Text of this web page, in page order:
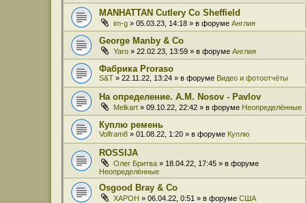
MANHATTAN Cutlery Co Sheffield
im-g » 05.03.23, 14:18 » в форуме Англия
George Manby & Co
Yaro » 22.02.23, 13:59 » в форуме Англия
Фабрика Proraso
S&T » 22.11.22, 13:24 » в форуме Видео и фотоотчёты
На определение. A.M. Nosov - Pavlov
Melkart » 09.10.22, 22:42 » в форуме Неопределённые
Куплю ремень
Volfram8 » 01.08.22, 1:20 » в форуме Куплю
ROSSIJA
Олег Бритва » 18.04.22, 17:45 » в форуме
Неопределённые
Osgood Bray & Co
XAPOH » 06.04.22, 0:51 » в форуме США